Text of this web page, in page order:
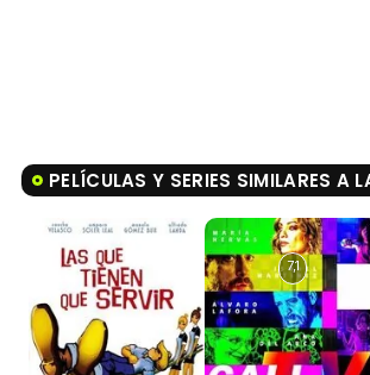
PELÍCULAS Y SERIES SIMILARES A LA
7,1